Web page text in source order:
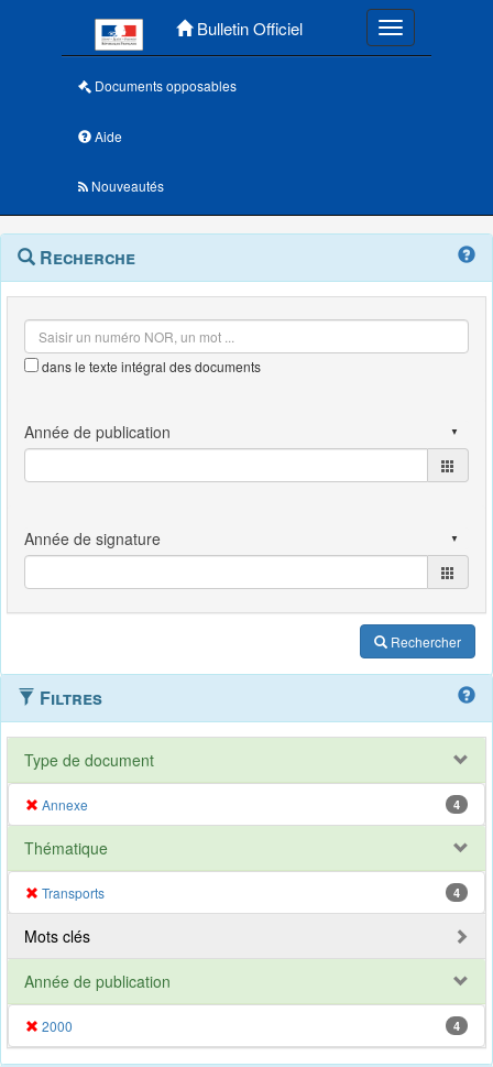
Bulletin Officiel Toggle
Documents opposables
Aide
Nouveautés
Navigation
outils
Menu
contextuel
Recherche
dans le texte intégral des documents
Rechercher
Filtres
Type de document
Annexe 4
Thématique
Transports 4
Mots clés
Année de publication
2000 4